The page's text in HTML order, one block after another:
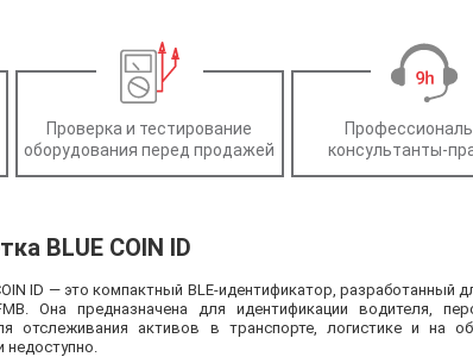
Проверка и тестирование
оборудования перед продажей
консультанты-
BLUE COIN ID
ID — это компактный BLE-идентификатор, разработанный
Она предназначена для идентификации водителя,
отслеживания активов в транспорте, логистике и на
недоступно.